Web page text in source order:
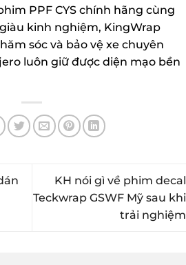
PPF CYS chính hãng cùng
kinh nghiệm, KingWrap
sóc và bảo vệ xe chuyên
luôn giữ được diện mạo bền
KH nói gì về phim decal
Teckwrap GSWF Mỹ sau khi
trải nghiệm